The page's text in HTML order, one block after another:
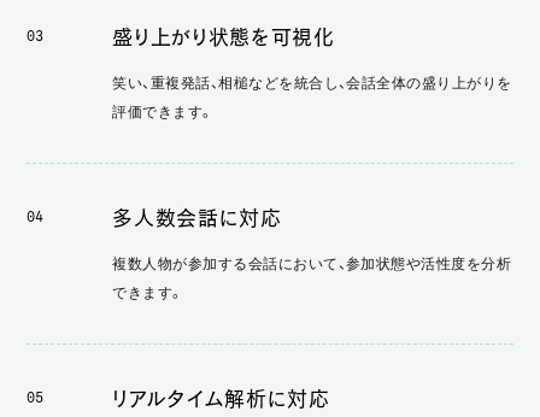
03 盛り上がり状態を可視化
笑い、重複発話、相槌などを統合し、会話全体の盛り上がりを
評価できます。
04 多人数会話に対応
複数人物が参加する会話において、参加状態や活性度を分析
できます。
05 リアルタイム解析に対応